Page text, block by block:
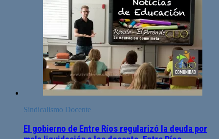
Sindicalismo Docente
El gobierno de Entre Ríos regularizó la deuda por